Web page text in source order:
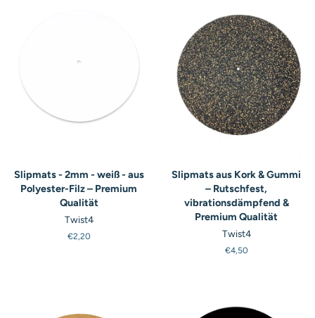
Slipmats - 2mm - weiß - aus
Polyester-Filz – Premium
Qualität
Twist4
Normaler
€2,20
Slipmats aus Kork & Gummi
– Rutschfest,
vibrationsdämpfend &
Premium Qualität
Twist4
Normaler
€4,50